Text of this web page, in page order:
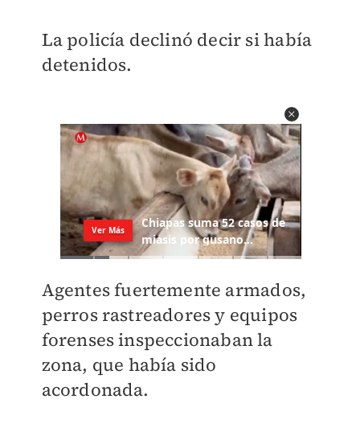
La policía declinó decir si había
detenidos.
Agentes fuertemente armados,
perros rastreadores y equipos
forenses inspeccionaban la
zona, que había sido
acordonada.